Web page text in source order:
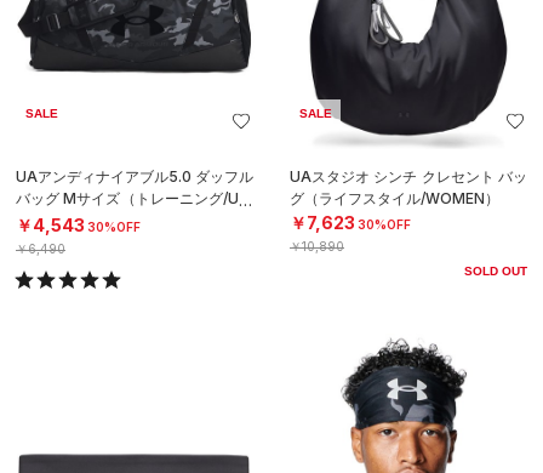
SALE
UAアンディナイアブル5.0 ダッフル
バッグ Mサイズ（トレーニング/UNI
SEX）
￥4,543 30%OFF
￥6,490
SALE
UAスタジオ シンチ クレセント バッ
グ（ライフスタイル/WOMEN）
￥7,623 30%OFF
￥10,890
SOLD OUT